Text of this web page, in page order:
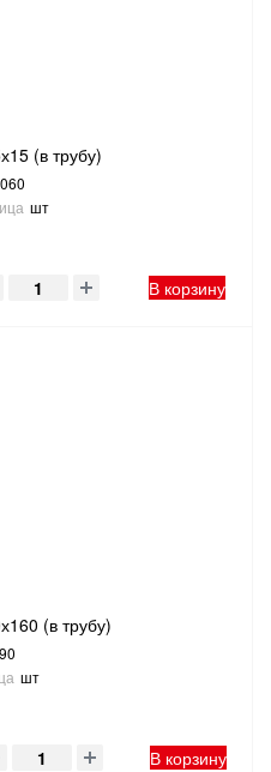
(в трубу)
шт
В корзину
(в трубу)
шт
В корзину